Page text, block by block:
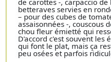
betteraves servies en
– pour des cubes de
assaisonnées -, couscous
chou fleur émietté qui
D'accord c'est souvent les
qui font le plat, mais ça
peu osées et parfois